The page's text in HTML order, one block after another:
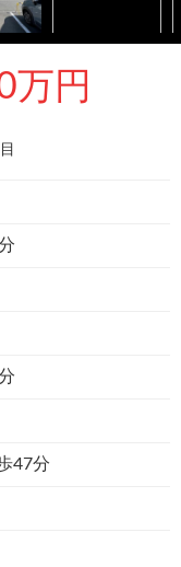
万円
47分